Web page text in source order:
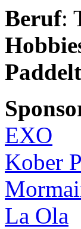
Beruf:
EXO
Kober
La Ola